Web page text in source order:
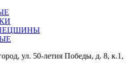
ул. 50-летия Победы, д. 8, к.1,